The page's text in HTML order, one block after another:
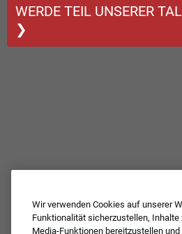
WERDE TEIL UNSERER
❯
Wir verwenden Cookies auf unserer
Funktionalität sicherzustellen,
Media-Funktionen bereitzustellen